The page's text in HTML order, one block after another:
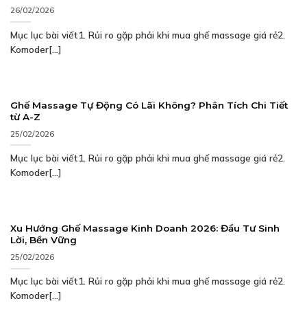
26/02/2026
Mục lục bài viết1. Rủi ro gặp phải khi mua ghế massage giá rẻ2.
Komoder[...]
Ghế Massage Tự Động Có Lãi Không? Phân Tích Chi Tiết
từ A-Z
25/02/2026
Mục lục bài viết1. Rủi ro gặp phải khi mua ghế massage giá rẻ2.
Komoder[...]
Xu Hướng Ghế Massage Kinh Doanh 2026: Đầu Tư Sinh
Lời, Bền Vững
25/02/2026
Mục lục bài viết1. Rủi ro gặp phải khi mua ghế massage giá rẻ2.
Komoder[...]